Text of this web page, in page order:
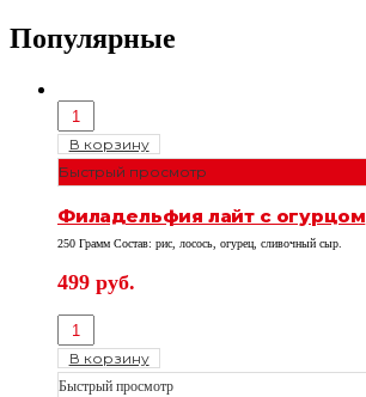
Популярные
В корзину
Быстрый просмотр
Филадельфия лайт с огурцом
250 Грамм Состав: рис, лосось, огурец, сливочный сыр.
499 руб.
В корзину
Быстрый просмотр